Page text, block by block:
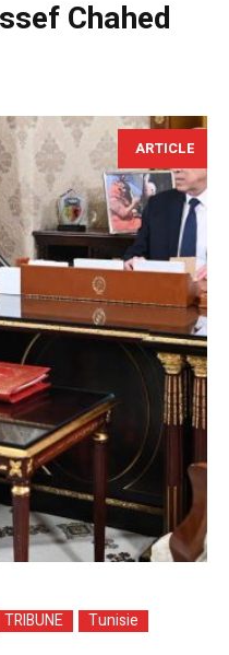
Chahed
ARTICLE
TRIBUNE Tunisie